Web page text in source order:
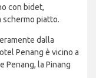
con bidet,
schermo piatto.
dalla
Penang è vicino a
Penang, la Pinang